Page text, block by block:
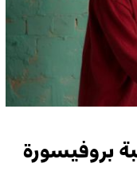
بروفيسورة